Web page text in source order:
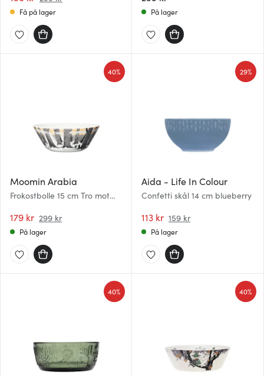
Få på lager På lager
Moomin Arabia
Frokostbolle 15 cm Tro mot
179 kr 299 kr
40%
På lager
Aida - Life In Colour
Confetti skål 14 cm blueberry
113 kr 159 kr
29%
På lager
40% 40%